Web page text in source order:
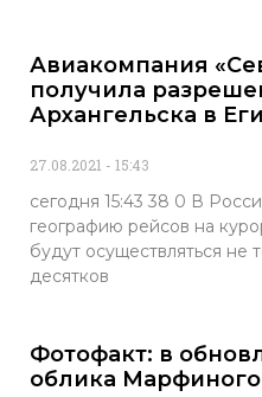
Авиакомпания
получила
Архангельска в
27.08.2021 15:43
сегодня 15:43 38 0 В
географию рейсов на
будут осуществляться не
десятков
Фотофакт: в
облика